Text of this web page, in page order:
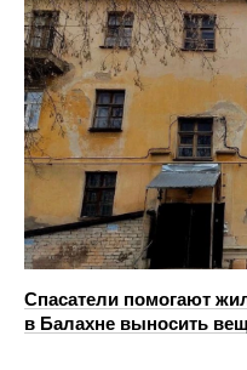
Спасатели помогают
в Балахне выносить